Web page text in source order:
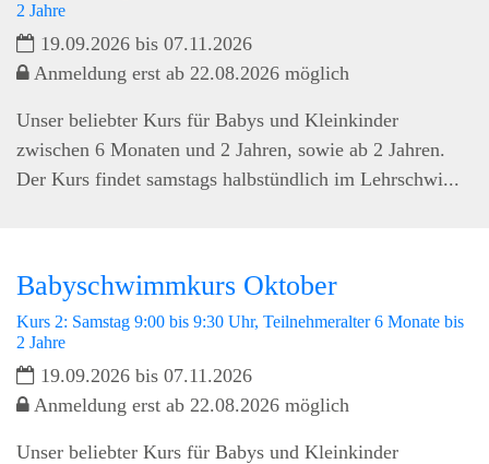
2 Jahre
19.09.2026 bis 07.11.2026
Anmeldung erst ab 22.08.2026 möglich
Unser beliebter Kurs für Babys und Kleinkinder
zwischen 6 Monaten und 2 Jahren, sowie ab 2 Jahren.
Der Kurs findet samstags halbstündlich im Lehrschwi...
Babyschwimmkurs Oktober
Kurs 2: Samstag 9:00 bis 9:30 Uhr, Teilnehmeralter 6 Monate bis
2 Jahre
19.09.2026 bis 07.11.2026
Anmeldung erst ab 22.08.2026 möglich
Unser beliebter Kurs für Babys und Kleinkinder